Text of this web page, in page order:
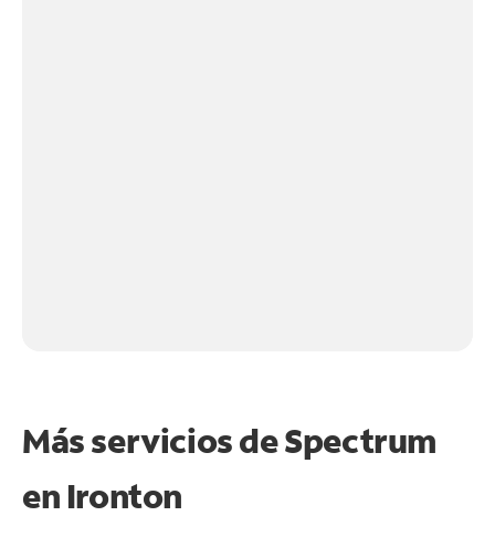
Más servicios de Spectrum
en Ironton